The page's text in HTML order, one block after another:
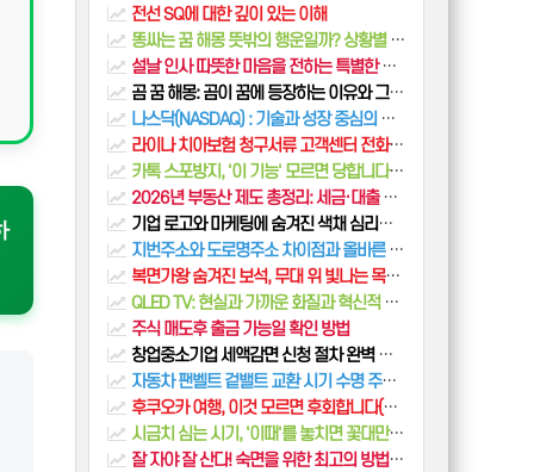
전선 SQ에 대한 깊이 있는 이해
똥싸는 꿈 해몽 뜻밖의 행운일까? 상황별 의미 총정리
설날 인사 따뜻한 마음을 전하는 특별한 방법
곰 꿈 해몽: 곰이 꿈에 등장하는 이유와 그 의미
나스닥(NASDAQ) : 기술과 성장 중심의 주식 시장 이해하기
라이나 치아보험 청구서류 고객센터 전화번호 총정리
카톡 스포방지, '이 기능' 모르면 당합니다! (사진, 채팅 내용 완벽 차단법)
2026년 부동산 제도 총정리: 세금·대출 핵심 변화
기업 로고와 마케팅에 숨겨진 색채 심리학의 비밀
지번주소와 도로명주소 차이점과 올바른 사용법
복면가왕 숨겨진 보석, 무대 위 빛나는 목소리
QLED TV: 현실과 가까운 화질과 혁신적 기술
주식 매도후 출금 가능일 확인 방법
창업중소기업 세액감면 신청 절차 완벽 정리
자동차 팬벨트 겉밸트 교환 시기 수명 주기 관리 방법 총정리
후쿠오카 여행, 이것 모르면 후회합니다(2박3일 필수코스,교통, 맛집, 쇼핑 총정리)
시금치 심는 시기, '이때'를 놓치면 꽃대만 올라옵니다 (가을·봄 파종 완벽 가이드)
잘 자야 잘 산다! 숙면을 위한 최고의 방법과 수면 건강의 모든 것